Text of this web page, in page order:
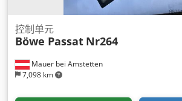
Mauer bei Amstetten
7,098 km
控制单元
Böwe Passat Nr264